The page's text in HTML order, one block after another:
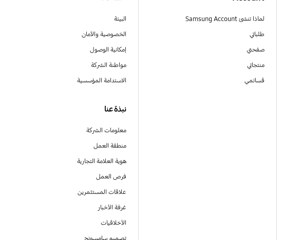
لماذا تنشئ Samsung Account
طلباتي
صفحتي
منتجاتي
قسائمي
البيئة
الخصوصية والأمان
إمكانية الوصول
مواطنة الشركة
الاستدامة المؤسسية
نبذة عنا
معلومات الشركة
منطقة العمل
هوية العلامة التجارية
فرص العمل
علاقات المستثمرين
غرفة الأخبار
الأخلاقيات